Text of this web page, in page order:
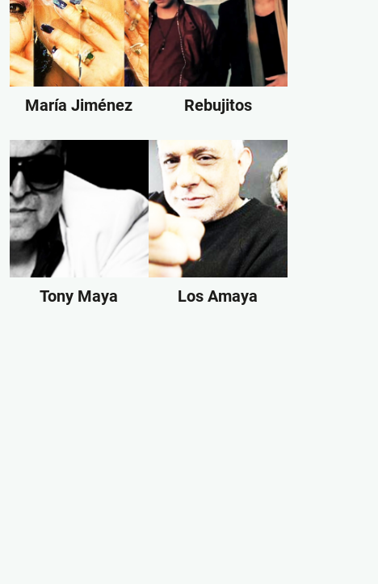
María Jiménez Rebujitos
Tony Maya Los Amaya